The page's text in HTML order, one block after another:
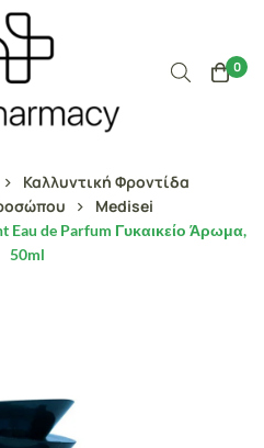
0
Καλλυντική Φροντίδα
Medisei
Eau de Parfum Γυκαικείο Άρωμα,
50ml